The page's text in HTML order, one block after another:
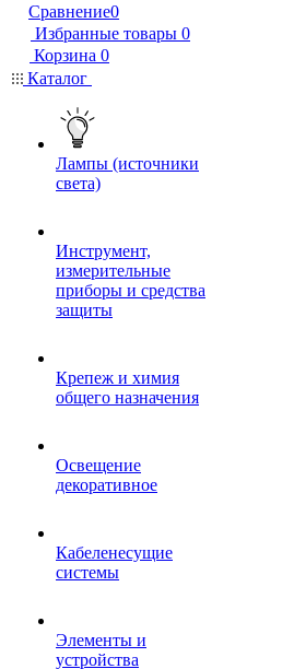
Сравнение0
Избранные товары 0
Корзина 0
Каталог
Лампы (источники
света)
Инструмент,
измерительные
приборы и средства
защиты
Крепеж и химия
общего назначения
Освещение
декоративное
Кабеленесущие
системы
Элементы и
устройства